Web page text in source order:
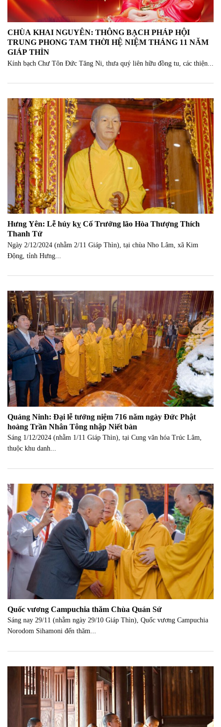
CHÙA KHAI NGUYÊN: THÔNG BẠCH PHÁP HỘI
TRUNG PHONG TAM THỜI HỆ NIỆM THÁNG 11 NĂM
GIÁP THÌN
Kính bạch Chư Tôn Đức Tăng Ni, thưa quý liên hữu đồng tu, các thiện...
Hưng Yên: Lễ húy kỵ Cố Trưởng lão Hòa Thượng Thích
Thanh Tứ
Ngày 2/12/2024 (nhằm 2/11 Giáp Thìn), tại chùa Nho Lâm, xã Kim
Động, tỉnh Hưng...
Quảng Ninh: Đại lễ tưởng niệm 716 năm ngày Đức Phật
hoàng Trần Nhân Tông nhập Niết bàn
Sáng 1/12/2024 (nhằm 1/11 Giáp Thìn), tại Cung văn hóa Trúc Lâm,
thuộc khu danh...
Quốc vương Campuchia thăm Chùa Quán Sứ
Sáng nay 29/11 (nhằm ngày 29/10 Giáp Thìn), Quốc vương Campuchia
Norodom Sihamoni đến thăm...